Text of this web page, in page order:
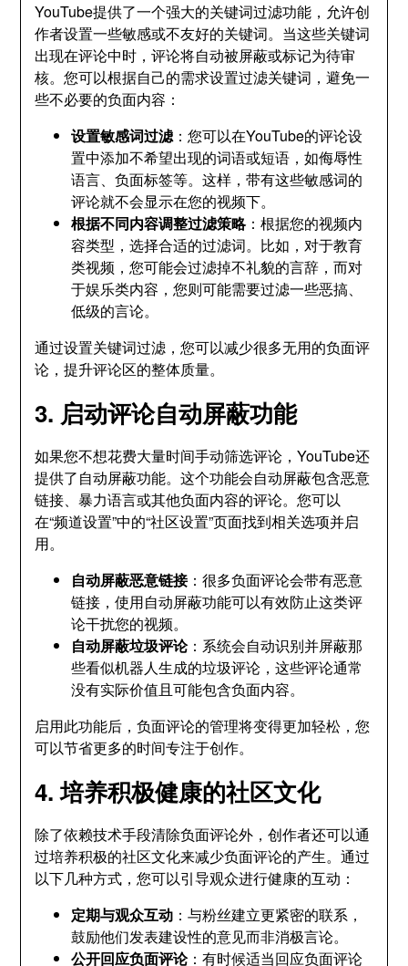
YouTube提供了一个强大的关键词过滤功能，允许创
作者设置一些敏感或不友好的关键词。当这些关键词
出现在评论中时，评论将自动被屏蔽或标记为待审
核。您可以根据自己的需求设置过滤关键词，避免一
些不必要的负面内容：
设置敏感词过滤：您可以在YouTube的评论设
置中添加不希望出现的词语或短语，如侮辱性
语言、负面标签等。这样，带有这些敏感词的
评论就不会显示在您的视频下。
根据不同内容调整过滤策略：根据您的视频内
容类型，选择合适的过滤词。比如，对于教育
类视频，您可能会过滤掉不礼貌的言辞，而对
于娱乐类内容，您则可能需要过滤一些恶搞、
低级的言论。
通过设置关键词过滤，您可以减少很多无用的负面评
论，提升评论区的整体质量。
3. 启动评论自动屏蔽功能
如果您不想花费大量时间手动筛选评论，YouTube还
提供了自动屏蔽功能。这个功能会自动屏蔽包含恶意
链接、暴力语言或其他负面内容的评论。您可以
在“频道设置”中的“社区设置”页面找到相关选项并启
用。
自动屏蔽恶意链接：很多负面评论会带有恶意
链接，使用自动屏蔽功能可以有效防止这类评
论干扰您的视频。
自动屏蔽垃圾评论：系统会自动识别并屏蔽那
些看似机器人生成的垃圾评论，这些评论通常
没有实际价值且可能包含负面内容。
启用此功能后，负面评论的管理将变得更加轻松，您
可以节省更多的时间专注于创作。
4. 培养积极健康的社区文化
除了依赖技术手段清除负面评论外，创作者还可以通
过培养积极的社区文化来减少负面评论的产生。通过
以下几种方式，您可以引导观众进行健康的互动：
定期与观众互动 ：与粉丝建立更紧密的联系，
鼓励他们发表建设性的意见而非消极言论。
公开回应负面评论：有时候适当回应负面评论